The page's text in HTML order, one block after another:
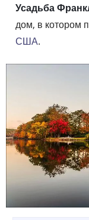
Усадьба
дом, в котором
США.